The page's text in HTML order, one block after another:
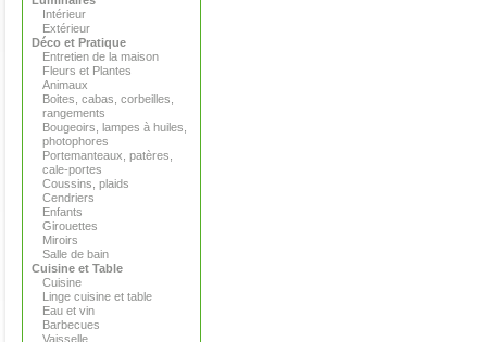
Intérieur
Extérieur
Déco et Pratique
Entretien de la maison
Fleurs et Plantes
Animaux
Boites, cabas, corbeilles,
rangements
Bougeoirs, lampes à huiles,
photophores
Portemanteaux, patères,
cale-portes
Coussins, plaids
Cendriers
Enfants
Girouettes
Miroirs
Salle de bain
Cuisine et Table
Cuisine
Linge cuisine et table
Eau et vin
Barbecues
Vaisselle